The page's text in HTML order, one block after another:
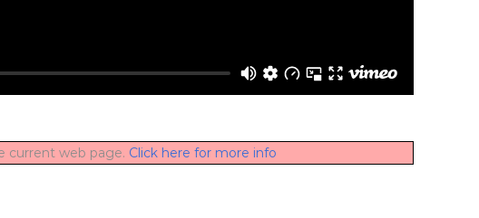
current web page. Click here for more info